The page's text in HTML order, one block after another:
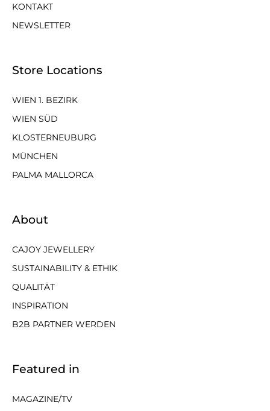
KONTAKT
NEWSLETTER
Store Locations
WIEN 1. BEZIRK
WIEN SÜD
KLOSTERNEUBURG
MÜNCHEN
PALMA MALLORCA
About
CAJOY JEWELLERY
SUSTAINABILITY & ETHIK
QUALITÄT
INSPIRATION
B2B PARTNER WERDEN
Featured in
MAGAZINE/TV